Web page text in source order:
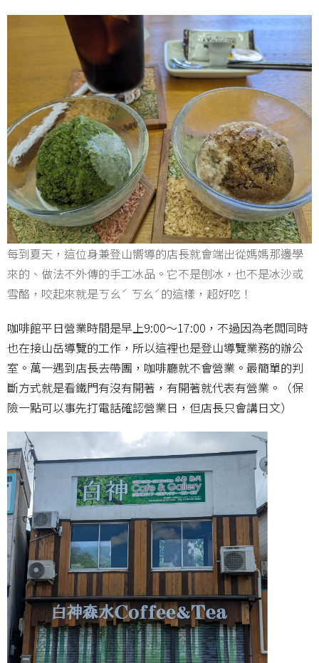
每到夏天，這位身兼登山嚮導的店長就會端出從媽媽那邊學
來的、做法不外傳的手工冰品。它不是刨冰，也不是冰沙或
雪酪，咬起來就是ㄎㄠˊ ㄎㄠˊ的這樣，超好吃！
咖啡館平日營業時間是早上9:00～17:00，不過因為老闆同時
也在接山岳導覽的工作，所以這裡也是登山導覽業務的辦公
室。萬一遇到店長去帶團，咖啡廳就不會營業。最簡單的判
斷方式就是看鐵門有沒有開著，有開著就代表有營業。（保
險一點可以事先打電話確認營業日，但店長只會講日文）